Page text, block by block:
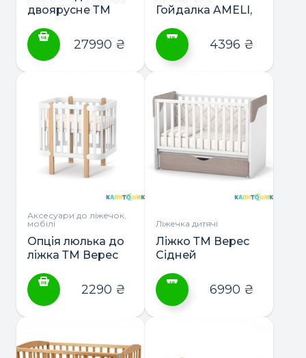
двоярусне ТМ
190*80
27990 ₴
Гойдалка AMELI,
боковина
має
кілька
варіантів.
Параметри
можна
товару
4396 ₴
Аксесуари до ліжечок,
мобілі
Опція люлька до
ліжка ТМ Верес
2290 ₴
Ліжечка дитячі
Ліжко ТМ Верес
Сідней
6990 ₴